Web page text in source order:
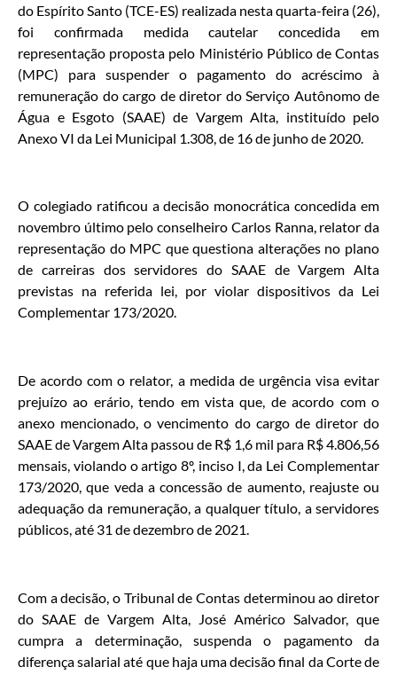
do Espírito Santo (TCE-ES) realizada nesta quarta-feira (26),
foi confirmada medida cautelar concedida em
representação proposta pelo Ministério Público de Contas
(MPC) para suspender o pagamento do acréscimo à
remuneração do cargo de diretor do Serviço Autônomo de
Água e Esgoto (SAAE) de Vargem Alta, instituído pelo
Anexo VI da Lei Municipal 1.308, de 16 de junho de 2020.
O colegiado ratificou a decisão monocrática concedida em
novembro último pelo conselheiro Carlos Ranna, relator da
representação do MPC que questiona alterações no plano
de carreiras dos servidores do SAAE de Vargem Alta
previstas na referida lei, por violar dispositivos da Lei
Complementar 173/2020.
De acordo com o relator, a medida de urgência visa evitar
prejuízo ao erário, tendo em vista que, de acordo com o
anexo mencionado, o vencimento do cargo de diretor do
SAAE de Vargem Alta passou de R$ 1,6 mil para R$ 4.806,56
mensais, violando o artigo 8º, inciso I, da Lei Complementar
173/2020, que veda a concessão de aumento, reajuste ou
adequação da remuneração, a qualquer título, a servidores
públicos, até 31 de dezembro de 2021.
Com a decisão, o Tribunal de Contas determinou ao diretor
do SAAE de Vargem Alta, José Américo Salvador, que
cumpra a determinação, suspenda o pagamento da
diferença salarial até que haja uma decisão final da Corte de